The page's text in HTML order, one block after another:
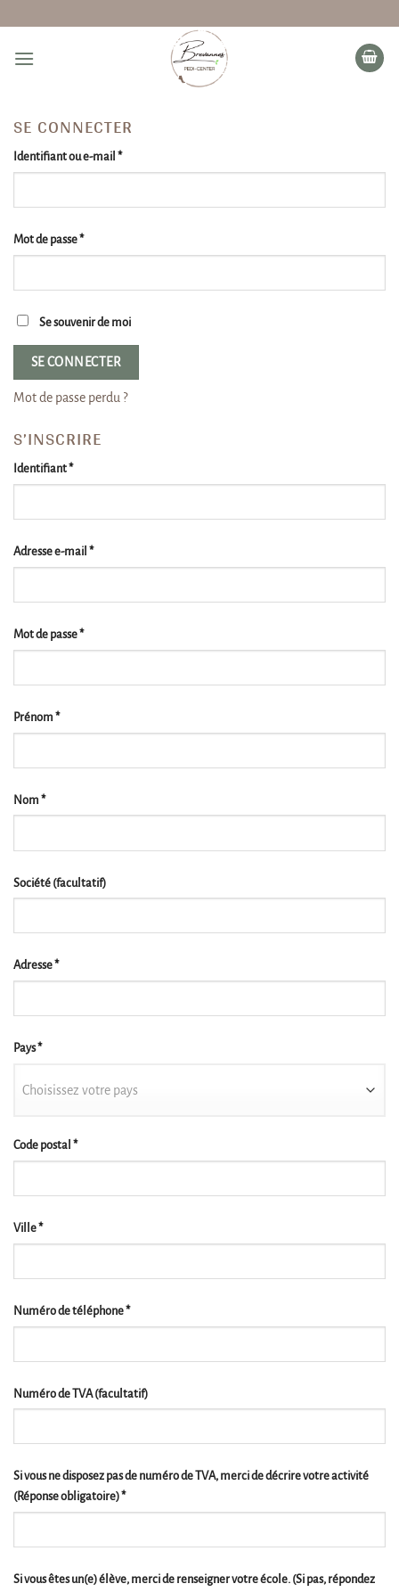
contenu
SE CONNECTER
Identifiant ou e-mail *Obligatoire
Mot de passe*Obligatoire
Se souvenir de moi
SE CONNECTER
Mot de passe perdu ?
S’INSCRIRE
Identifiant*Obligatoire
Adresse e-mail *Obligatoire
Mot de passe*Obligatoire
Prénom *
Nom *
Société (facultatif)
Adresse*
Pays*
Choisissez votre pays
Code postal *
Ville*
Numéro de téléphone*
Numéro de TVA (facultatif)
Si vous ne disposez pas de numéro de TVA, merci de décrire votre activité
(Réponse obligatoire)*
Si vous êtes un(e) élève, merci de renseigner votre école. (Si pas, répondez